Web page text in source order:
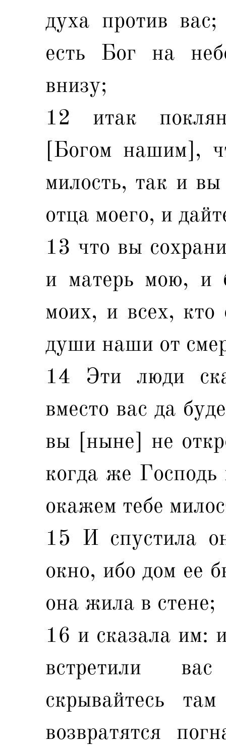
духа против
есть Бог на
внизу;
12 итак
[Богом нашим],
милость, так и вы
отца моего, и
13 что вы
и матерь мою, и
моих, и всех, кто
души наши от
14 Эти люди
вместо вас да
вы [ныне] не
когда же
окажем тебе
15 И спустила
окно, ибо дом ее
она жила в стене;
16 и сказала им:
встретили
скрывайтесь
возвратятся